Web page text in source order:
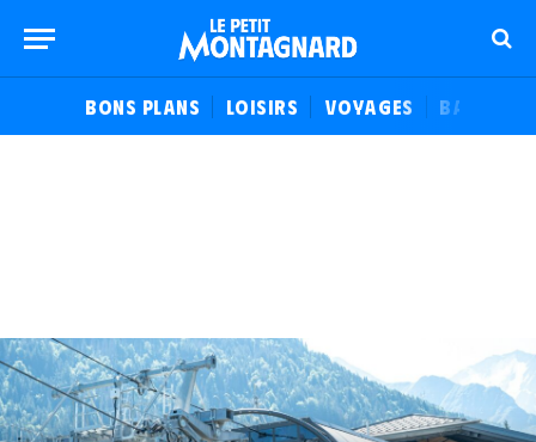
BONS PLANS LOISIRS VOYAGES BALADES